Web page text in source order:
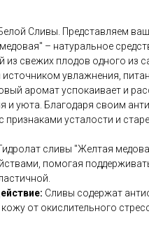
Сливы. Представляем
– натуральное
из свежих плодов одного из
источником увлажнения,
аромат успокаивает и
и уюта. Благодаря своим
признаками усталости и
сливы "Желтая
помогая
Сливы содержат
от окислительного